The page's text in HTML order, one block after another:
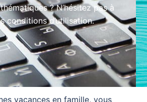
? N’hésitez pas à
conditions d’utilisation.
vacances en famille, vous